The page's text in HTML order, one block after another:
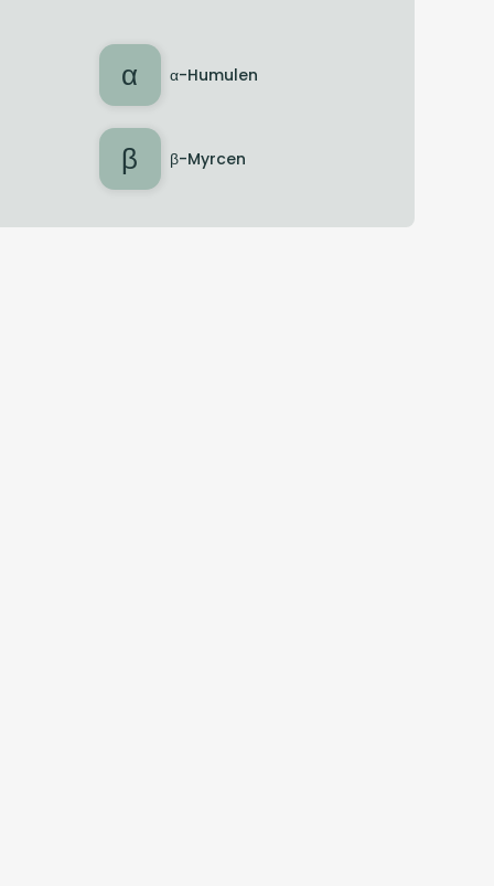
α α-Humulen
β β-Myrcen